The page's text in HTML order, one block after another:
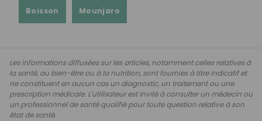
Boisson Mounjaro
Les informations diffusées sur les articles, notamment celles relatives à
la santé, au bien-être ou à la nutrition, sont fournies à titre indicatif et
ne constituent en aucun cas un diagnostic, un traitement ou une
prescription médicale. L'utilisateur est invité à consulter un médecin ou
un professionnel de santé qualifié pour toute question relative à son
état de santé.